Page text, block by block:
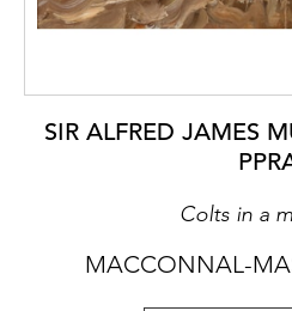
SIR ALFRED JAMES
Colts in a
MACCONNAL-